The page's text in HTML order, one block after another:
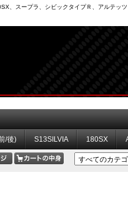
、スープラ、シビックタイプＲ、アルテッ
/後) S13SILVIA 180SX